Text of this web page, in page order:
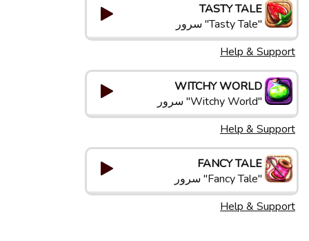
TASTY TALE
"Tasty Tale" سرور
Help & Support
WITCHY WORLD
"Witchy World" سرور
Help & Support
FANCY TALE
"Fancy Tale" سرور
Help & Support